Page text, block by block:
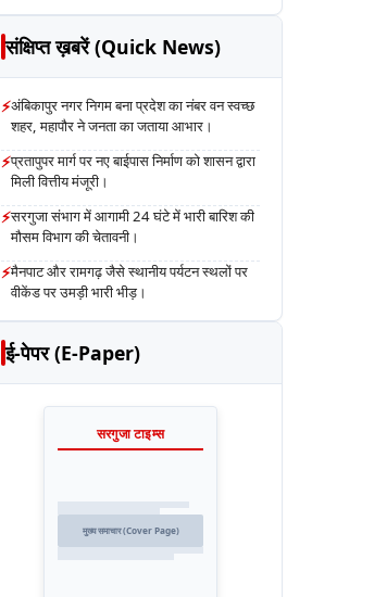
संक्षिप्त ख़बरें (Quick News)
⚡अंबिकापुर नगर निगम बना प्रदेश का नंबर वन स्वच्छ
शहर, महापौर ने जनता का जताया आभार।
⚡प्रतापुपर मार्ग पर नए बाईपास निर्माण को शासन द्वारा
मिली वित्तीय मंजूरी।
⚡सरगुजा संभाग में आगामी 24 घंटे में भारी बारिश की
मौसम विभाग की चेतावनी।
⚡मैनपाट और रामगढ़ जैसे स्थानीय पर्यटन स्थलों पर
वीकेंड पर उमड़ी भारी भीड़।
ई-पेपर (E-Paper)
सरगुजा टाइम्स
मुख्य समाचार (Cover Page)